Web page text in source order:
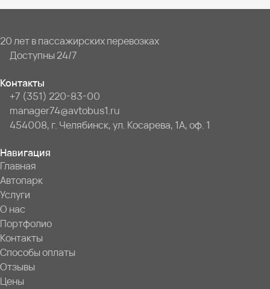
20 лет в пассажирских перевозках
Доступны 24/7
Контакты
+7 (351) 220-83-00
manager74@avtobus1.ru
454008, г. Челябинск, ул. Косарева, 1А, оф. 1
Навигация
Главная
Автопарк
Услуги
О нас
Портфолио
Контакты
Способы оплаты
Отзывы
Цены